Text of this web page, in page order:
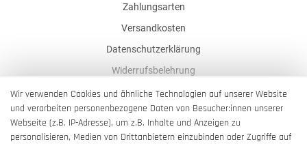
Zahlungsarten
Versandkosten
Datenschutzerklärung
Widerrufsbelehrung
AGB
Impressum
Barrierefreiheitserklärung
Wir verwenden Cookies und ähnliche Technologien auf unserer Website
und verarbeiten personenbezogene Daten von Besucher:innen unserer
Webseite (z.B. IP-Adresse), um z.B. Inhalte und Anzeigen zu
personalisieren, Medien von Drittanbietern einzubinden oder Zugriffe auf